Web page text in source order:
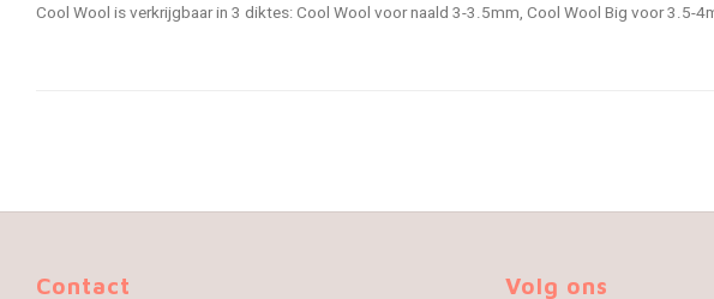
Cool Wool is verkrijgbaar in 3 diktes: Cool Wool voor naald 3-3.5mm, Cool Wool Big voor 3.5-
Contact Volg ons